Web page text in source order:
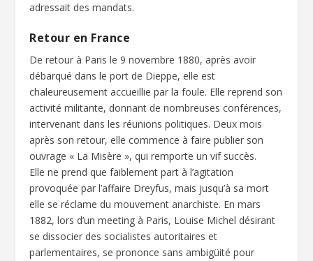
adressait des mandats.
Retour en France
De retour à Paris le 9 novembre 1880, après avoir
débarqué dans le port de Dieppe, elle est
chaleureusement accueillie par la foule. Elle reprend son
activité militante, donnant de nombreuses conférences,
intervenant dans les réunions politiques. Deux mois
après son retour, elle commence à faire publier son
ouvrage « La Misère », qui remporte un vif succès.
Elle ne prend que faiblement part à l’agitation
provoquée par l’affaire Dreyfus, mais jusqu’à sa mort
elle se réclame du mouvement anarchiste. En mars
1882, lors d’un meeting à Paris, Louise Michel désirant
se dissocier des socialistes autoritaires et
parlementaires, se prononce sans ambigüité pour